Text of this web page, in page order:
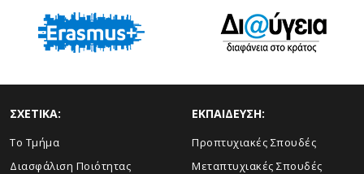
ΣΧΕΤΙΚΑ:
Το Τμήμα
Διασφάλιση Ποιότητας
ΕΚΠΑΙΔΕΥΣΗ:
Προπτυχιακές Σπουδές
Μεταπτυχιακές Σπουδές